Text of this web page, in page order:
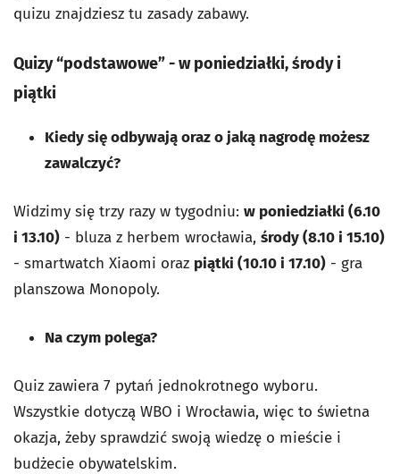
quizu znajdziesz tu zasady zabawy.
Quizy “podstawowe” - w poniedziałki, środy i
piątki
Kiedy się odbywają oraz o jaką nagrodę możesz
zawalczyć?
Widzimy się trzy razy w tygodniu: w poniedziałki (6.10
i 13.10) - bluza z herbem wrocławia, środy (8.10 i 15.10)
- smartwatch Xiaomi oraz piątki (10.10 i 17.10) - gra
planszowa Monopoly.
Na czym polega?
Quiz zawiera 7 pytań jednokrotnego wyboru.
Wszystkie dotyczą WBO i Wrocławia, więc to świetna
okazja, żeby sprawdzić swoją wiedzę o mieście i
budżecie obywatelskim.